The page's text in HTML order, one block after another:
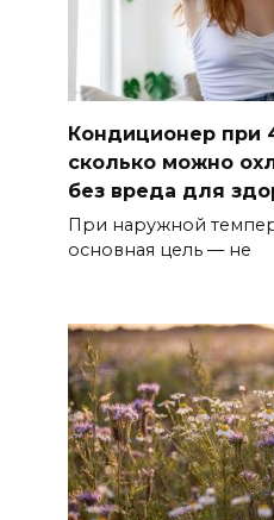
Кондиционер при
сколько можно
без вреда для
При наружной
основная цель — не